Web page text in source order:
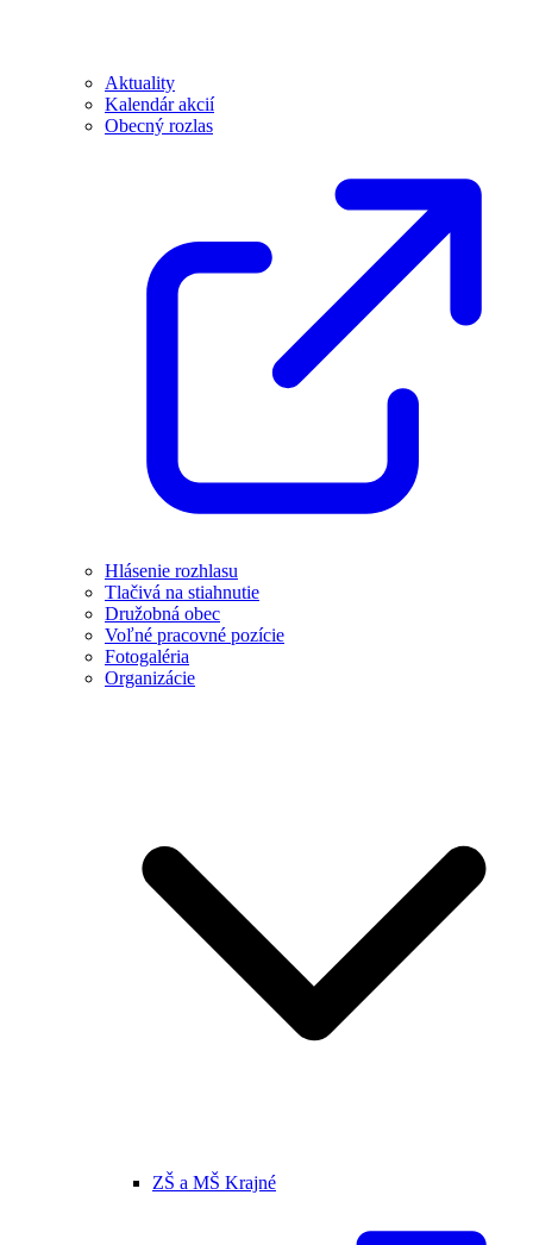
Aktuality
Kalendár akcií
Obecný rozlas
Hlásenie rozhlasu
Tlačivá na stiahnutie
Družobná obec
Voľné pracovné pozície
Fotogaléria
Organizácie
ZŠ a MŠ Krajné